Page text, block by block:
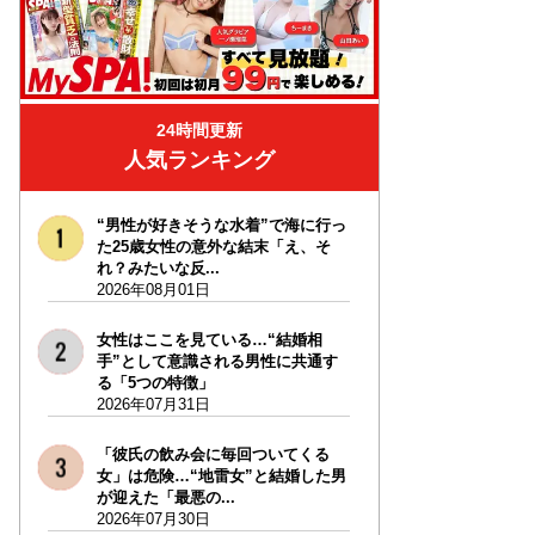
24時間更新
人気ランキング
“男性が好きそうな水着”で海に行っ
た25歳女性の意外な結末「え、そ
れ？みたいな反...
2026年08月01日
女性はここを見ている…“結婚相
手”として意識される男性に共通す
る「5つの特徴」
2026年07月31日
「彼氏の飲み会に毎回ついてくる
女」は危険…“地雷女”と結婚した男
が迎えた「最悪の...
2026年07月30日